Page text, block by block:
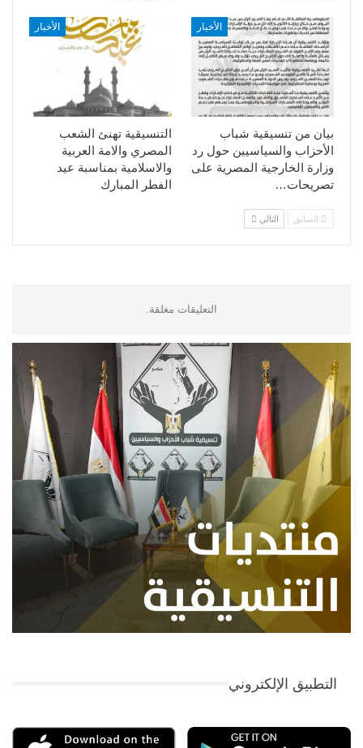
الأخبار
التنسيقية تهنئ الشعب
المصري والامة العربية
والاسلامية بمناسبة عيد
الفطر المبارك
الأخبار
بيان من تنسيقية شباب
الأحزاب والسياسيين حول رد
وزارة الخارجية المصرية على
تصريحات…
السابق التالي
التعليقات مغلقة.
التطبيق الإلكتروني